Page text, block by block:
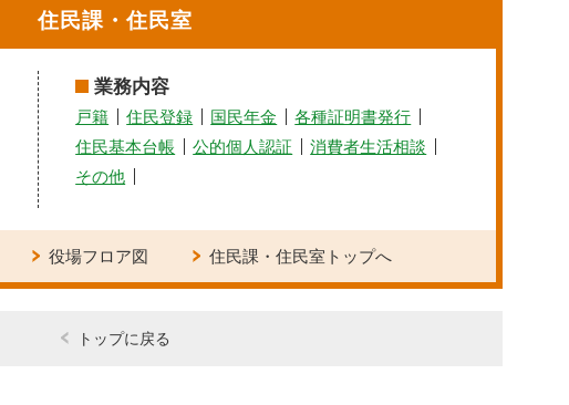
住民課・住民室
業務内容
戸籍 住民登録 国民年金
各種証明書発行
住民基本台帳
公的個人認証
消費者生活相談
その他
役場フロア図 住民課・住民室トップへ
トップに戻る